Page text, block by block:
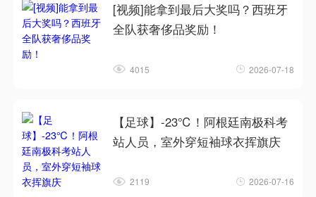
[视频]能拿到最后大奖吗？西班牙
全队获奢侈品奖励！
4015 2026-07-18
【足球】-23℃！阿根廷南极科考
站人员，室外穿短袖球衣挥旗庆
2119 2026-07-16